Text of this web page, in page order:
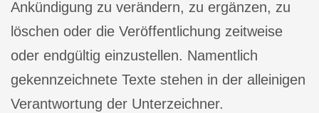
Ankündigung zu verändern, zu ergänzen, zu
löschen oder die Veröffentlichung zeitweise
oder endgültig einzustellen. Namentlich
gekennzeichnete Texte stehen in der alleinigen
Verantwortung der Unterzeichner.